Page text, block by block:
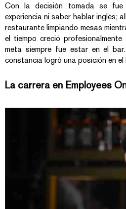
Con la decisión tomada se
experiencia ni saber hablar inglés;
restaurante limpiando mesas
el tiempo creció
meta siempre fue estar en el
constancia logró una posición en el
La carrera en Employees